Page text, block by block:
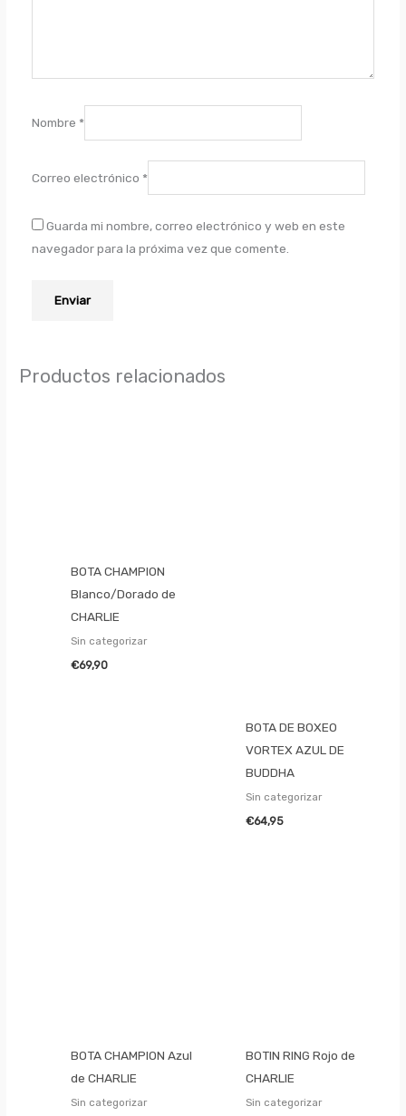
Nombre *
Correo electrónico *
Guarda mi nombre, correo electrónico y web en este
navegador para la próxima vez que comente.
Productos relacionados
BOTA CHAMPION
Blanco/Dorado de
CHARLIE
Sin categorizar
€69,90
BOTA DE BOXEO
VORTEX AZUL DE
BUDDHA
Sin categorizar
€64,95
BOTA CHAMPION Azul
de CHARLIE
Sin categorizar
BOTIN RING Rojo de
CHARLIE
Sin categorizar